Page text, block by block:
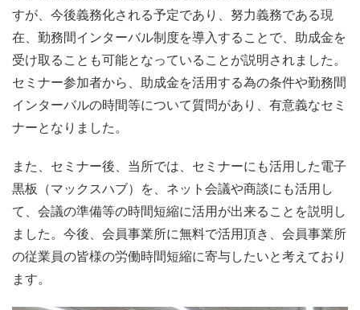
すが、今後義務化される予定であり、努力義務である現
在、勤務間インターバル制度を導入することで、助成金を
受け取ることも可能となっていることが説明されました。
セミナー参加者から、助成金を活用する為の条件や勤務間
インターバルの時間等について質問があり、有意義なセミ
ナーとなりました。
また、セミナー後、当所では、セミナーにも活用した電子
黒板（マックスハブ）を、ネット会議や商談にも活用し
て、会議の準備等の時間短縮に活用が出来ることを説明し
ました。今後、会員事業所に無料で活用頂き、会員事業所
の従業員の皆様の労働時間短縮に寄与したいと考えており
ます。